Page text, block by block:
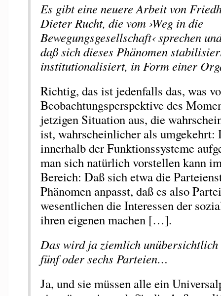
Es gibt eine neuere Arbeit von
Dieter Rucht, die vom ›Weg in die
Bewegungsgesellschaft‹ sprechen
daß sich dieses Phänomen
institutionalisiert, in Form einer
Richtig, das ist jedenfalls das, was
Beobachtungsperspektive des
jetzigen Situation aus, die
ist, wahrscheinlicher als
innerhalb der Funktionssysteme
man sich natürlich vorstellen kann
Bereich: Daß sich etwa die
Phänomen anpasst, daß es also
wesentlichen die Interessen der
ihren eigenen machen […].
Das wird ja ziemlich
fünf oder sechs Parteien…
Ja, und sie müssen alle ein